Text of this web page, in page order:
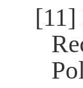
[11]